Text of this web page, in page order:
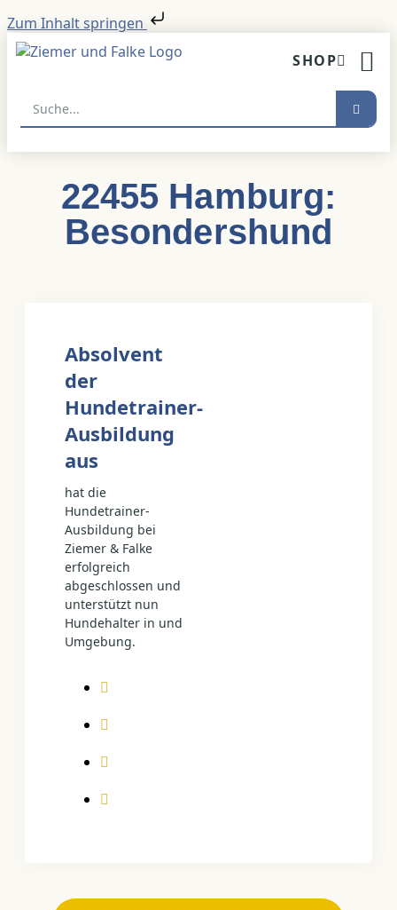
Zum Inhalt springen
SHOP
22455 Hamburg:
Besondershund
Absolvent
der
Hundetrainer-
Ausbildung
aus
hat die
Hundetrainer-
Ausbildung bei
Ziemer & Falke
erfolgreich
abgeschlossen und
unterstützt nun
Hundehalter in und
Umgebung.